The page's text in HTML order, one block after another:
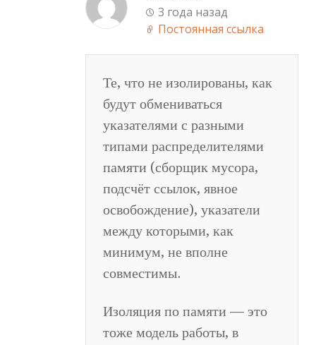
3 года назад
Постоянная ссылка
Те, что не изолированы, как
будут обмениваться
указателями с разными
типами распределителями
памяти (сборщик мусора,
подсчёт ссылок, явное
освобождение), указатели
между которыми, как
минимум, не вполне
совместимы.
Изоляция по памяти — это
тоже модель работы, в